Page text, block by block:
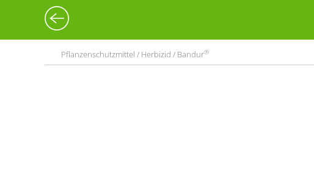
Pflanzenschutzmittel / Herbizid / Bandur®